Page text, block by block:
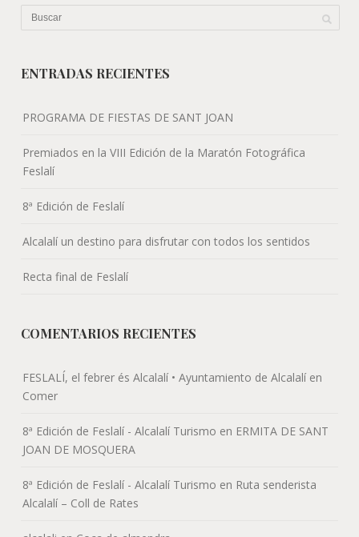
ENTRADAS RECIENTES
PROGRAMA DE FIESTAS DE SANT JOAN
Premiados en la VIII Edición de la Maratón Fotográfica
Feslalí
8ª Edición de Feslalí
Alcalalí un destino para disfrutar con todos los sentidos
Recta final de Feslalí
COMENTARIOS RECIENTES
FESLALÍ, el febrer és Alcalalí • Ayuntamiento de Alcalalí en
Comer
8ª Edición de Feslalí - Alcalalí Turismo en ERMITA DE SANT
JOAN DE MOSQUERA
8ª Edición de Feslalí - Alcalalí Turismo en Ruta senderista
Alcalalí – Coll de Rates